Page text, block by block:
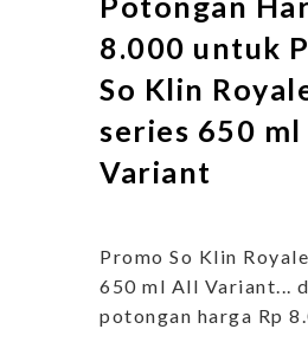
8.000 untuk
So Klin
series 650
Variant
Promo So Klin
650 ml All Variant...
potongan harga Rp